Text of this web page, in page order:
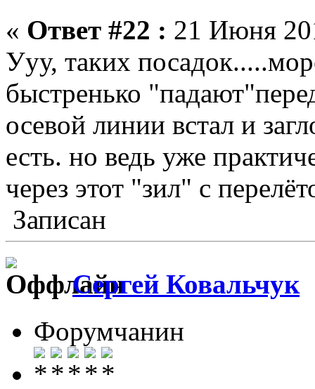
« Ответ #22 : 21 Июня
Ууу, таких
быстренько
осевой линии встал и
есть. но ведь уже
через этот "зил" с
Записан
Сергей Ковальчук
Форумчанин